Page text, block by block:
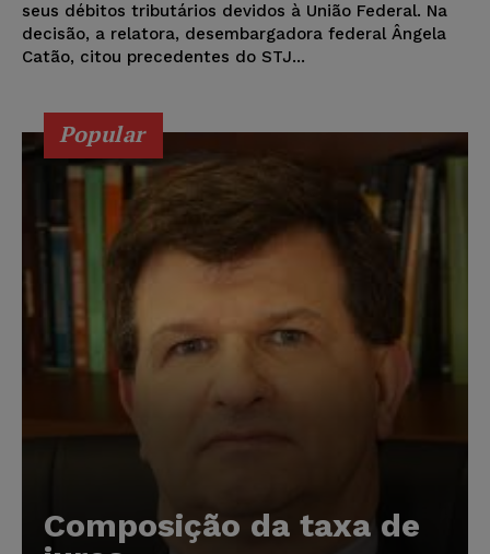
seus débitos tributários devidos à União Federal. Na
decisão, a relatora, desembargadora federal Ângela
Catão, citou precedentes do STJ...
Popular
Composição da taxa de